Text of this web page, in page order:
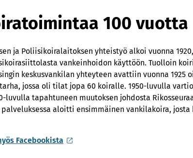
100 vuotta
ja Poliisikoiralaitoksen yhteistyö alkoi vuonna
vankeinhoidon käyttöön. Tuolloin
keskusvankilan yhteyteen avattiin vuonna 1925
jossa oli tilat jopa 60 koiralle. 1950-luvulla
luvulla tapahtuneen muutoksen johdosta
palveluksessa aloitti ensimmäinen vankilakoira,
Facebookista